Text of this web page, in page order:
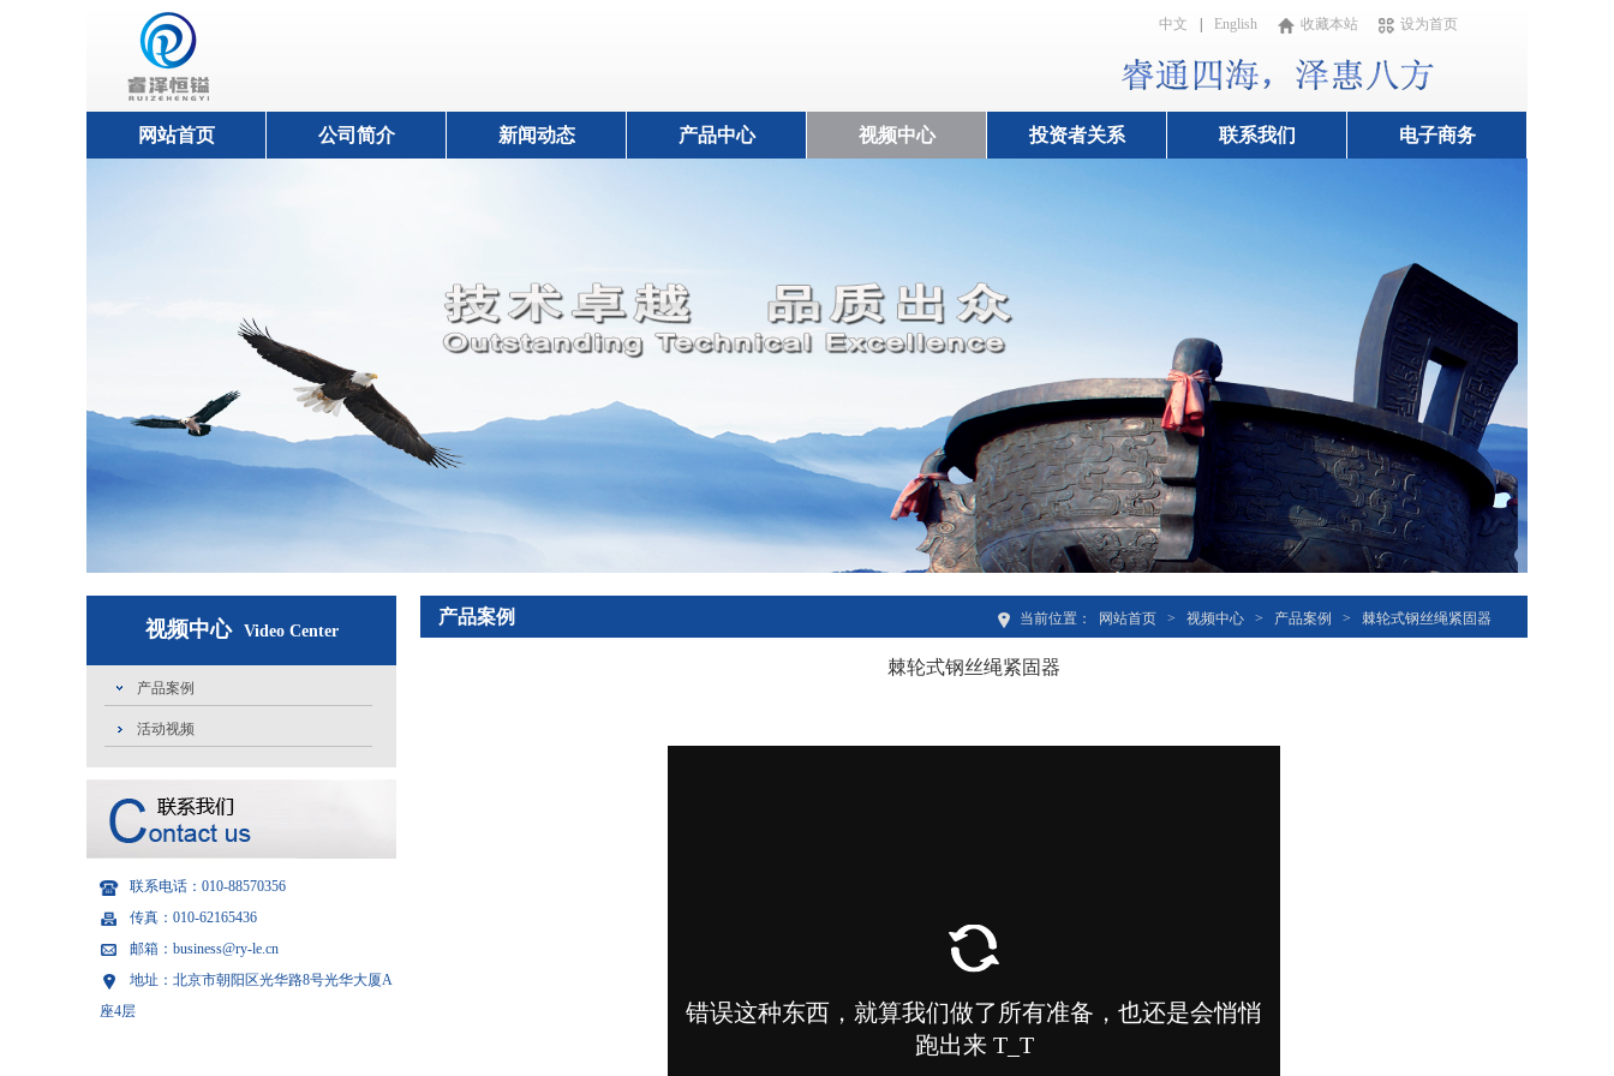
中文 English 收藏本站 设为首页
网站首页 公司简介 新闻动态 产品中心 视频中心 投资者关系 联系我们 电子商务
视频中心 Video Center
产品案例
活动视频
联系电话：010-88570356
传真：010-62165436
邮箱：business@ry-le.cn
地址：北京市朝阳区光华路8号光华大厦A
座4层
产品案例 当前位置： 网站首页 > 视频中心 > 产品案例 > 棘轮式钢丝绳紧固器
棘轮式钢丝绳紧固器